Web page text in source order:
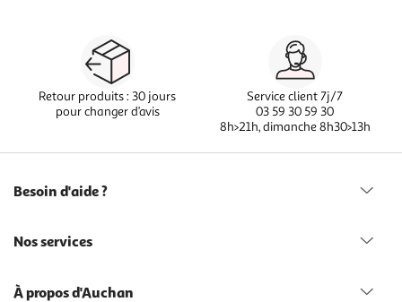
Retour produits : 30 jours
pour changer d’avis
Service client 7j/7
03 59 30 59 30
8h>21h, dimanche 8h30>13h
Besoin d'aide ?
Nos services
À propos d'Auchan